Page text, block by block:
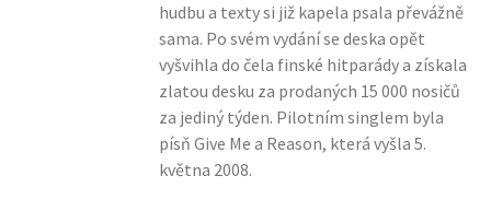
hudbu a texty si již kapela psala převážně
sama. Po svém vydání se deska opět
vyšvihla do čela finské hitparády a získala
zlatou desku za prodaných 15 000 nosičů
za jediný týden. Pilotním singlem byla
písň Give Me a Reason, která vyšla 5.
května 2008.